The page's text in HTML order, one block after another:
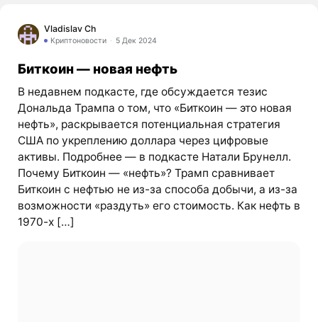
Vladislav Ch
Криптоновости 5 Дек 2024
Биткоин — новая нефть
В недавнем подкасте, где обсуждается тезис
Дональда Трампа о том, что «Биткоин — это новая
нефть», раскрывается потенциальная стратегия
США по укреплению доллара через цифровые
активы. Подробнее — в подкасте Натали Брунелл.
Почему Биткоин — «нефть»? Трамп сравнивает
Биткоин с нефтью не из-за способа добычи, а из-за
возможности «раздуть» его стоимость. Как нефть в
1970-х […]